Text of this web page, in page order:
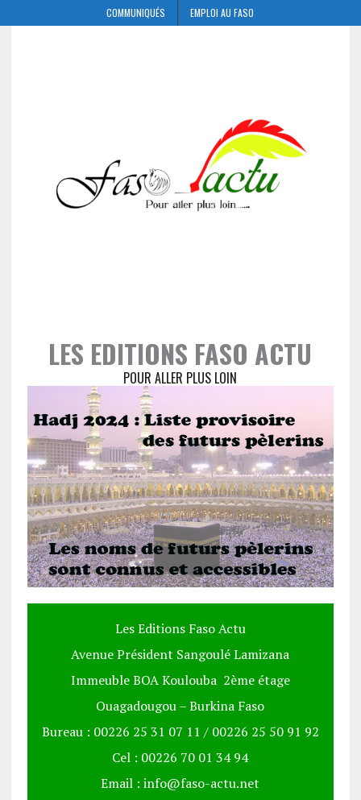
COMMUNIQUÉS EMPLOI AU FASO
LES EDITIONS FASO ACTU
POUR ALLER PLUS LOIN
Les Editions Faso Actu
Avenue Président Sangoulé Lamizana
Immeuble BOA Koulouba 2ème étage
Ouagadougou – Burkina Faso
Bureau : 00226 25 31 07 11 / 00226 25 50 91 92
Cel : 00226 70 01 34 94
Email : info@faso-actu.net